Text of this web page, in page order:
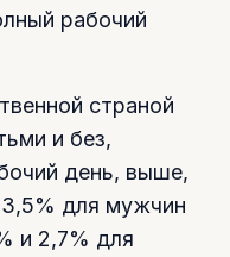
рабочий
страной
и без,
день, выше,
для мужчин
и 2,7% для